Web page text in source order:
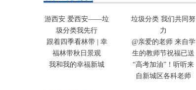
游西安 爱西安——垃
圾分类我先行
垃圾分类 我们共同努
力
跟着四季看林带 | 幸
福林带秋日景观
@亲爱的老师 来自学
生的教师节祝福已送
我和我的幸福新城
“高考加油”！听听来
自新城区各科老师